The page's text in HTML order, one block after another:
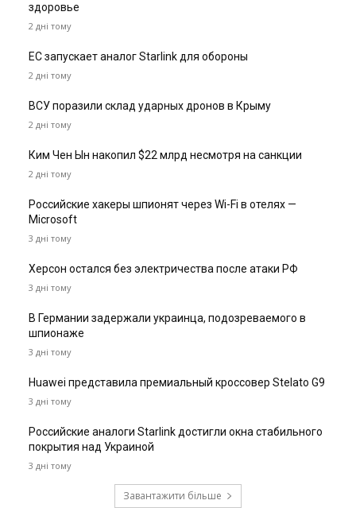
здоровье
2 дні тому
ЕС запускает аналог Starlink для обороны
2 дні тому
ВСУ поразили склад ударных дронов в Крыму
2 дні тому
Ким Чен Ын накопил $22 млрд несмотря на санкции
2 дні тому
Российские хакеры шпионят через Wi-Fi в отелях —
Microsoft
3 дні тому
Херсон остался без электричества после атаки РФ
3 дні тому
В Германии задержали украинца, подозреваемого в
шпионаже
3 дні тому
Huawei представила премиальный кроссовер Stelato G9
3 дні тому
Российские аналоги Starlink достигли окна стабильного
покрытия над Украиной
3 дні тому
Завантажити більше